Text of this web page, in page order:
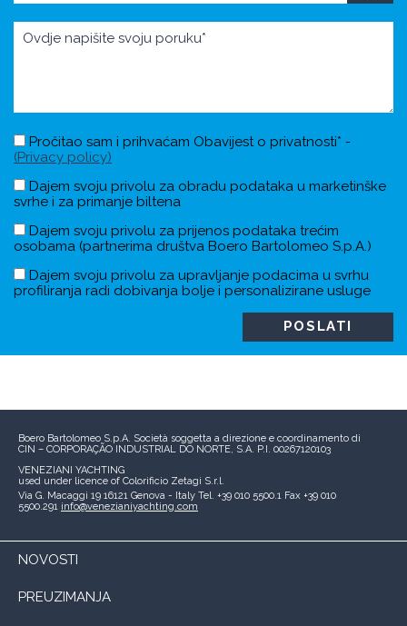
Pročitao sam i prihvaćam Obavijest o privatnosti* -
(Privacy policy)
Dajem svoju privolu za obradu podataka u marketinške
svrhe i za primanje biltena
Dajem svoju privolu za prijenos podataka trećim
osobama (partnerima društva Boero Bartolomeo S.p.A.)
Dajem svoju privolu za upravljanje podacima u svrhu
profiliranja radi dobivanja bolje i personalizirane usluge
Boero Bartolomeo S.p.A. Società soggetta a direzione e coordinamento di
CIN – CORPORAÇÃO INDUSTRIAL DO NORTE, S.A. P.I. 00267120103
VENEZIANI YACHTING
used under licence of Colorificio Zetagi S.r.l.
Via G. Macaggi 19 16121 Genova - Italy Tel. +39 010 5500.1 Fax +39 010
5500.291 info@venezianiyachting.com
NOVOSTI
PREUZIMANJA